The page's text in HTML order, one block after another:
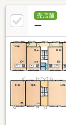
売店舗
ー